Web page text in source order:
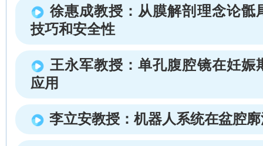
徐惠成教授：从膜解剖理念论骶
技巧和安全性
王永军教授：单孔腹腔镜在妊娠
应用
李立安教授：机器人系统在盆腔